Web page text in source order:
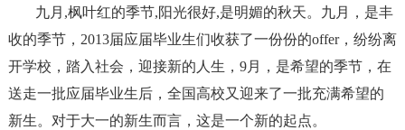
九月,枫叶红的季节,阳光很好,是明媚的秋天。九月，是丰
收的季节，2013届应届毕业生们收获了一份份的offer，纷纷离
开学校，踏入社会，迎接新的人生，9月，是希望的季节，在
送走一批应届毕业生后，全国高校又迎来了一批充满希望的
新生。对于大一的新生而言，这是一个新的起点。